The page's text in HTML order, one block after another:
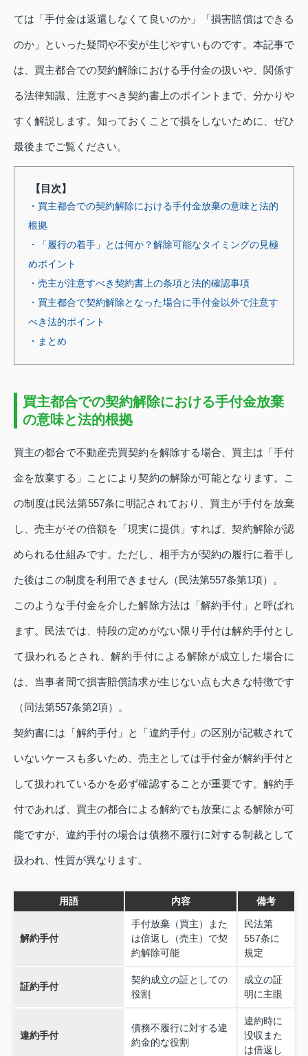
ては「手付金は返還しなくて良いのか」「損害賠償はできる
のか」といった疑問や不安が生じやすいものです。本記事で
は、買主都合での契約解除における手付金の扱いや、関係す
る法律知識、注意すべき契約書上のポイントまで、分かりや
すく解説します。知っておくことで損をしないために、ぜひ
最後までご覧ください。
【目次】
・買主都合での契約解除における手付金放棄の意味と法的
根拠
・「履行の着手」とは何か？解除可能なタイミングの見極
めポイント
・売主が注意すべき契約書上の条項と法的確認事項
・買主都合で契約解除となった場合に手付金以外で注意す
べき法的ポイント
・まとめ
買主都合での契約解除における手付金放棄
の意味と法的根拠
買主の都合で不動産売買契約を解除する場合、買主は「手付
金を放棄する」ことにより契約の解除が可能となります。こ
の制度は民法第557条に明記されており、買主が手付を放棄
し、売主がその倍額を「現実に提供」すれば、契約解除が認
められる仕組みです。ただし、相手方が契約の履行に着手し
た後はこの制度を利用できません（民法第557条第1項）。
このような手付金を介した解除方法は「解約手付」と呼ばれ
ます。民法では、特段の定めがない限り手付は解約手付とし
て扱われるとされ、解約手付による解除が成立した場合に
は、当事者間で損害賠償請求が生じない点も大きな特徴です
（同法第557条第2項）。
契約書には「解約手付」と「違約手付」の区別が記載されて
いないケースも多いため、売主としては手付金が解約手付と
して扱われているかを必ず確認することが重要です。解約手
付であれば、買主の都合による解約でも放棄による解除が可
能ですが、違約手付の場合は債務不履行に対する制裁として
扱われ、性質が異なります。
用語 内容 備考
解約手付
手付放棄（買主）また
は倍返し（売主）で契
約解除可能
民法第
557条に
規定
証約手付
契約成立の証としての
役割
成立の証
明に主眼
違約手付
債務不履行に対する違
約金的な役割
違約時に
没収また
は倍返し